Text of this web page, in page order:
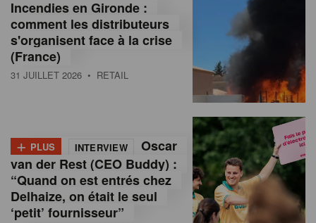
Incendies en Gironde :
comment les distributeurs
s'organisent face à la crise
(France)
31 JUILLET 2026 • RETAIL
+ PLUS INTERVIEW
Oscar
van der Rest (CEO Buddy) :
“Quand on est entrés chez
Delhaize, on était le seul
‘petit’ fournisseur”